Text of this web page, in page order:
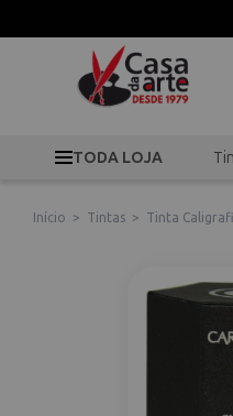
TODA LOJA
Início > Tintas > Tinta